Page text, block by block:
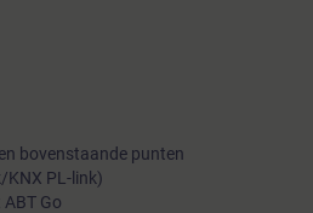
bovenstaande punten
KNX PL-link)
Go